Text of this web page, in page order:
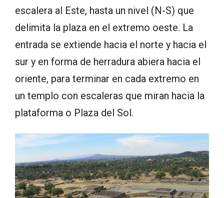
escalera al Este, hasta un nivel (N-S) que
delimita la plaza en el extremo oeste. La
entrada se extiende hacia el norte y hacia el
sur y en forma de herradura abiera hacia el
oriente, para terminar en cada extremo en
un templo con escaleras que miran hacia la
plataforma o Plaza del Sol.